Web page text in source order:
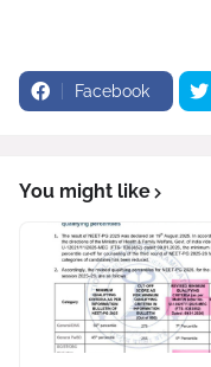
Facebook
You might like